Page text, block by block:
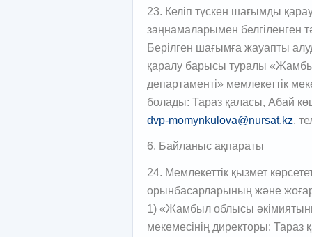
23. Келіп түскен шағымды
заңнамаларымен белгіленген
Берілген шағымға жауапты
қаралу барысы туралы
департаменті» мемлекеттік
болады: Тараз қаласы, Абай
dvp-momynkulova@nursat.kz,
6. Байланыс ақпараты
24. Мемлекеттік қызмет
орынбасарларының және
1) «Жамбыл облысы
мекемесінің директоры: